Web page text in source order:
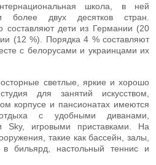
школа, в ней
более двух десятков стран.
составляют дети из Германии (20
(12 %). Порядка 4 % составляют
с белорусами и украинцами их
светлые, яркие и хорошо
для занятий искусством,
корпусе и пансионатах имеются
с удобными диванами,
Sky, игровыми приставками. На
такие как бассейн, залы,
бильярд, настольный теннис и